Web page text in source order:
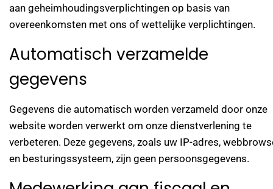
aan geheimhoudingsverplichtingen op basis van
overeenkomsten met ons of wettelijke verplichtingen.
Automatisch verzamelde
gegevens
Gegevens die automatisch worden verzameld door onze
website worden verwerkt om onze dienstverlening te
verbeteren. Deze gegevens, zoals uw IP-adres,
en besturingssysteem, zijn geen persoonsgegevens.